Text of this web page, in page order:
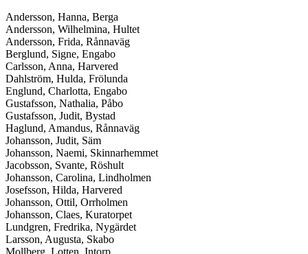
Andersson, Hanna, Berga
Andersson, Wilhelmina, Hultet
Andersson, Frida, Rånnaväg
Berglund, Signe, Engabo
Carlsson, Anna, Harvered
Dahlström, Hulda, Frölunda
Englund, Charlotta, Engabo
Gustafsson, Nathalia, Påbo
Gustafsson, Judit, Bystad
Haglund, Amandus, Rånnaväg
Johansson, Judit, Säm
Johansson, Naemi, Skinnarhemmet
Jacobsson, Svante, Röshult
Johansson, Carolina, Lindholmen
Josefsson, Hilda, Harvered
Johansson, Ottil, Orrholmen
Johansson, Claes, Kuratorpet
Lundgren, Fredrika, Nygärdet
Larsson, Augusta, Skabo
Mollberg, Lotten, Intorp